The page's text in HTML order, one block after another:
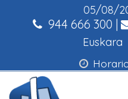
05/08/
944 666 300 |
Euskara